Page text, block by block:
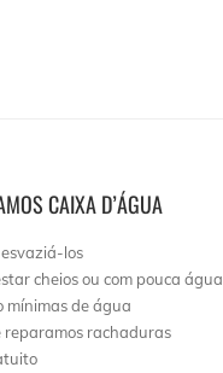
CAIXA D’ÁGUA
los
cheios ou com pouca água
mínimas de água
reparamos rachaduras